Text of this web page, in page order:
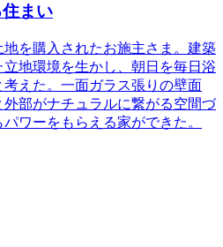
まい
を購入されたお施主さま。建築
地環境を生かし、朝日を毎日浴
えた。一面ガラス張りの壁面
部がナチュラルに繋がる空間づ
ワーをもらえる家ができた。